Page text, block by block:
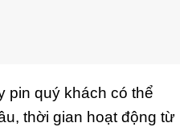
pin quý khách có thể
thời gian hoạt động từ